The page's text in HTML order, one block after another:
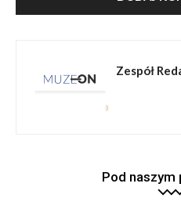
Zespół
Pod naszym